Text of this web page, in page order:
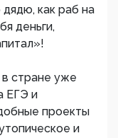
дядю, как раб на
деньги,
в стране уже
ЕГЭ и
проекты
и